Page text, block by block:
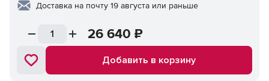
Доставка на почту 19 августа или раньше
26 640 ₽
Добавить в корзину